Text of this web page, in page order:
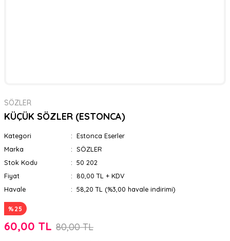
SÖZLER
KÜÇÜK SÖZLER (ESTONCA)
Kategori
Estonca Eserler
Marka
SÖZLER
Stok Kodu
50 202
Fiyat
80,00 TL + KDV
Havale
58,20 TL (%3,00 havale indirimi)
%25
60,00 TL 80,00 TL